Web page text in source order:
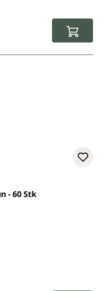
4.4 von 5 Sternen
- 60 Stk